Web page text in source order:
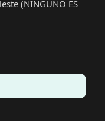
(NINGUNO ES